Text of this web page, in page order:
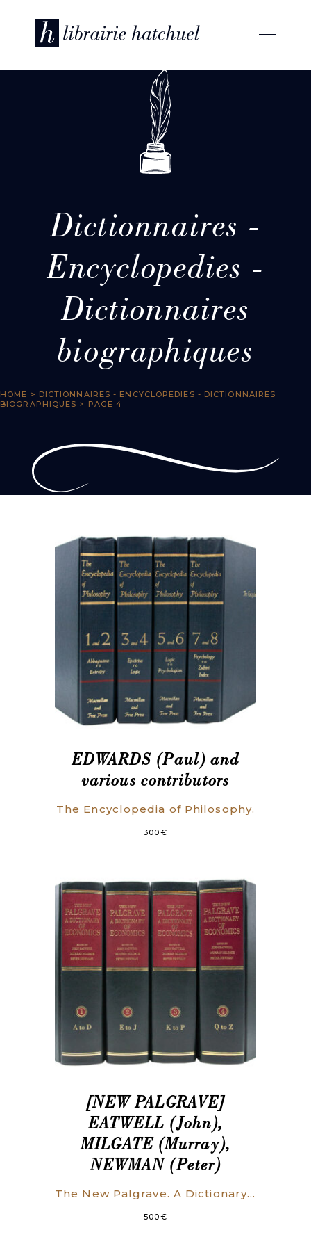
Dictionnaires -
Encyclopedies -
Dictionnaires
biographiques
HOME > DICTIONNAIRES - ENCYCLOPEDIES - DICTIONNAIRES
BIOGRAPHIQUES > PAGE 4
EDWARDS (Paul) and
various contributors
The Encyclopedia of Philosophy.
300€
[NEW PALGRAVE]
EATWELL (John),
MILGATE (Murray),
NEWMAN (Peter)
The New Palgrave. A Dictionary of Economics. Edited by John Eatwell, Murray Milgate, Peter Newman.
500€